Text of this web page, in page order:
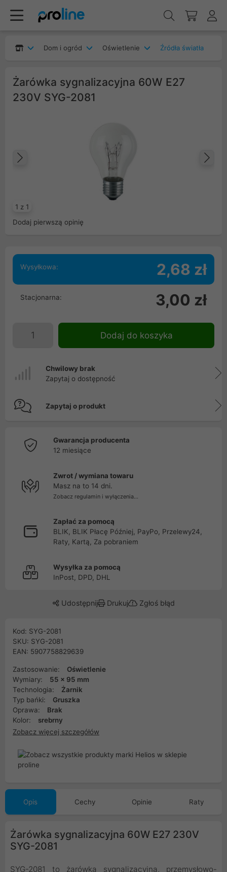
Dom i ogród Oświetlenie Źródła światła
Żarówka sygnalizacyjna 60W E27
230V SYG-2081
1 z 1
Dodaj pierwszą opinię
Wysyłkowa: 2,68 zł
Stacjonarna: 3,00 zł
Dodaj do koszyka
Chwilowy brak
Zapytaj o dostępność
Zapytaj o produkt
Gwarancja producenta
12 miesiące
Zwrot / wymiana towaru
Masz na to 14 dni.
Zobacz regulamin i wyłączenia...
Zapłać za pomocą
BLIK, BLIK Płacę Później, PayPo, Przelewy24,
Raty, Kartą, Za pobraniem
Wysyłka za pomocą
InPost, DPD, DHL
Udostępnij Drukuj Zgłoś błąd
Kod: SYG-2081
SKU: SYG-2081
EAN: 5907758829639
Zastosowanie:
Oświetlenie
Wymiary:
55 x 95 mm
Technologia:
Żarnik
Typ bańki:
Gruszka
Oprawa:
Brak
Kolor:
srebrny
Zobacz więcej szczegółów
Opis Cechy Opinie Raty
Żarówka sygnalizacyjna 60W E27 230V
SYG-2081
SYG-2081 to żarówka sygnalizacyjna, przemysłowo-